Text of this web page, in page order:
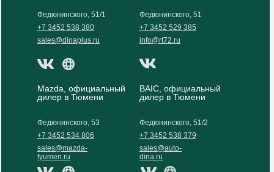
Федюнинского, 51/2
+7 3452 538 379
sales@auto-
dina.ru
Федюнинского, 51/1
+7 3452 538 380
sales@dinaplus.ru
Федюнинского, 51
+7 3452 529 385
info@rt72.ru
Mazda, официальный
дилер в Тюмени
Федюнинского, 53
+7 3452 534 806
sales@mazda-
tyumen.ru
BAIC, официальный
дилер в Тюмени